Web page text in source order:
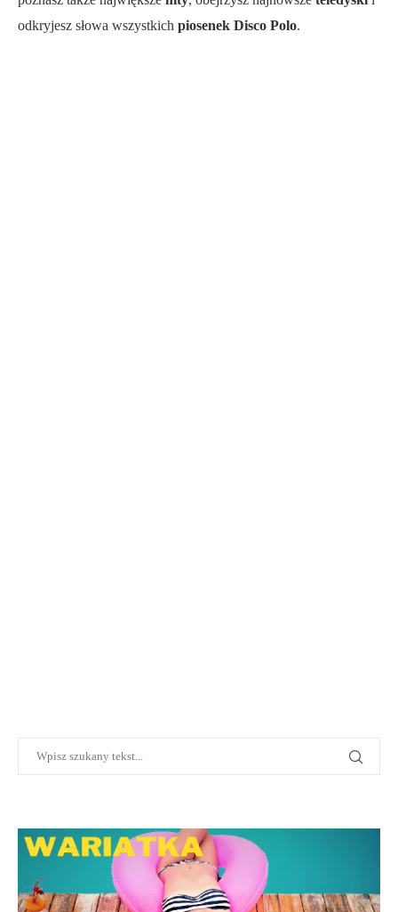
odkryjesz słowa wszystkich piosenek Disco Polo.